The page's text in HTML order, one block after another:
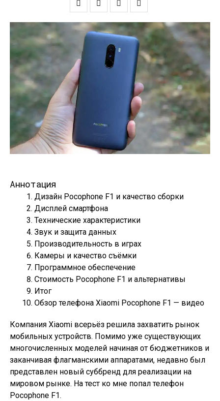
Аннотация
Дизайн Pocophone F1 и качество сборки
Дисплей смартфона
Технические характеристики
Звук и защита данных
Производительность в играх
Камеры и качество съёмки
Программное обеспечение
Стоимость Pocophone F1 и альтернативы
Итог
Обзор телефона Xiaomi Pocophone F1 — видео
Компания Xiaomi всерьёз решила захватить рынок
мобильных устройств. Помимо уже существующих
многочисленных моделей начиная от бюджетников и
заканчивая флагманскими аппаратами, недавно был
представлен новый суббренд для реализации на
мировом рынке. На тест ко мне попал телефон
Pocophone F1.